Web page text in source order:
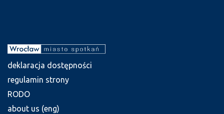
deklaracja dostępności
regulamin strony
RODO
about us (eng)